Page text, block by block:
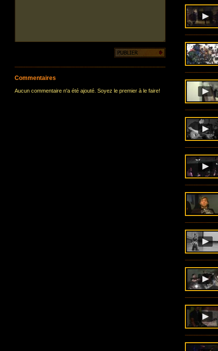
Commentaires
Aucun commentaire n'a été ajouté. Soyez le premier à le faire!